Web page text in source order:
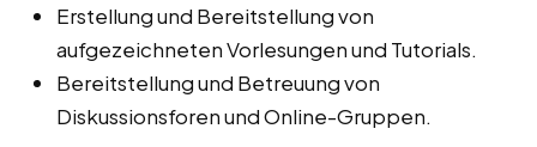
Erstellung und Bereitstellung von
aufgezeichneten Vorlesungen und Tutorials.
Bereitstellung und Betreuung von
Diskussionsforen und Online-Gruppen.